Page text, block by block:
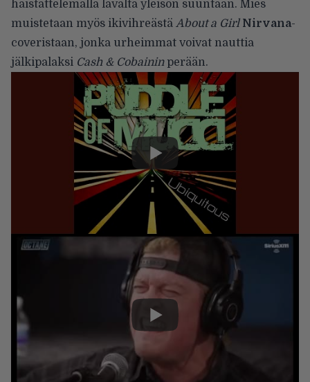
haistattelemalla lavalta yleisön suuntaan. Mies
muistetaan myös ikivihreästä About a Girl Nirvana-
coveristaan, jonka urheimmat voivat nauttia
jälkipalaksi Cash & Cobaininperään.